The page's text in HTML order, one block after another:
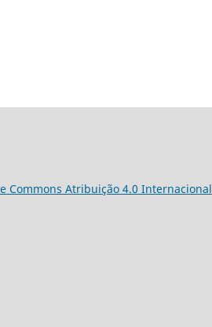
Commons Atribuição 4.0 Internacional